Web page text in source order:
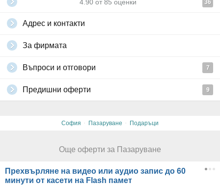
4.90 от 85 оценки 36
Адрес и контакти
За фирмата
Въпроси и отговори 7
Предишни оферти 9
София · Пазаруване · Подаръци
Още оферти за Пазаруване
Прехвърляне на видео или аудио запис до 60
минути от касети на Flash памет